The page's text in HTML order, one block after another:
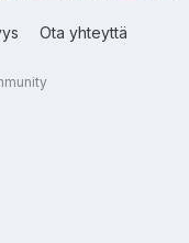
Ota yhteyttä